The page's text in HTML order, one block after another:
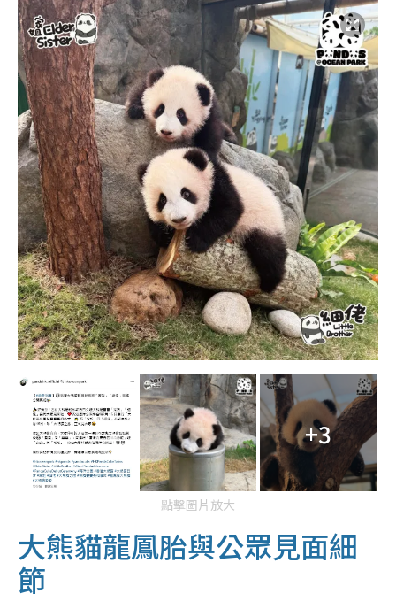
+3
點擊圖片放大
大熊貓龍鳳胎與公眾見面細
節